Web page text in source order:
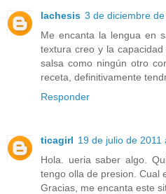
lachesis 3 de diciembre
Me encanta la lengua en
textura creo y la
salsa como ningún otro
receta, definitivamente
Responder
ticagirl 19 de julio de 2011
Hola. ueria saber algo.
tengo olla de presion. Cual
Gracias, me encanta este